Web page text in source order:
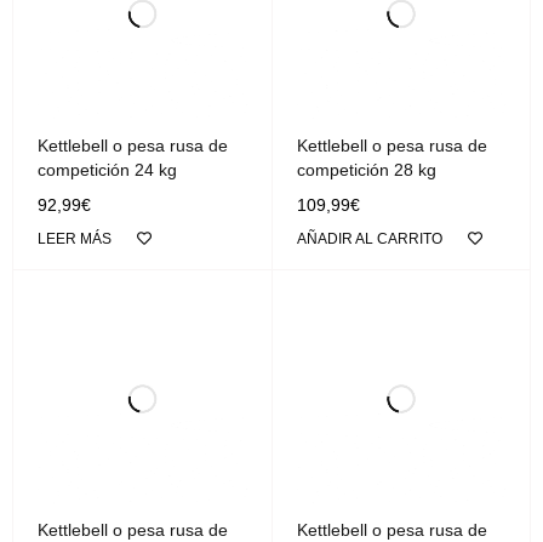
Kettlebell o pesa rusa de
competición 24 kg
92,99€
LEER MÁS
Kettlebell o pesa rusa de
competición 28 kg
109,99€
AÑADIR AL CARRITO
Kettlebell o pesa rusa de
Kettlebell o pesa rusa de